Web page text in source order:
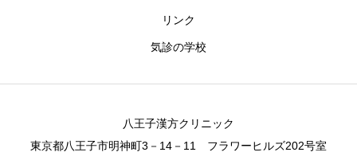
リンク
気診の学校
八王子漢方クリニック
東京都八王子市明神町3－14－11 フラワーヒルズ202号室